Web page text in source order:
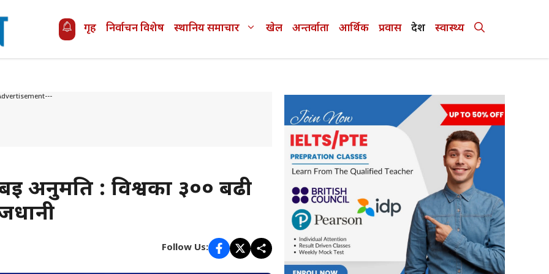
गृह निर्वाचन विशेष स्थानिय समाचार खेल अन्तर्वाता आर्थिक प्रवास देश स्वास्थ्य
अनुमति : विश्वका ३०० बढी
Follow Us: